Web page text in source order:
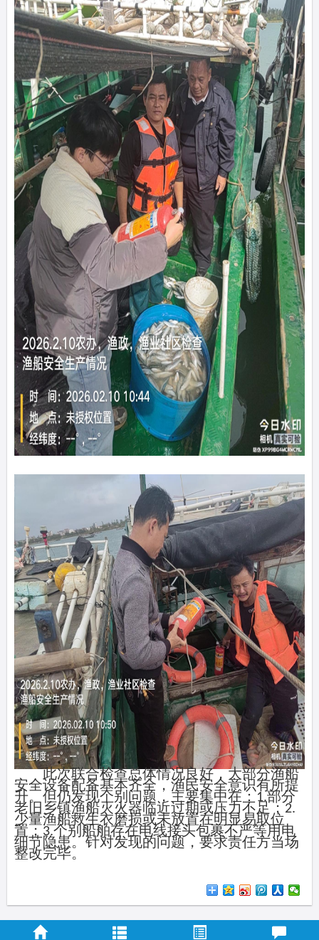
此次联合检查总体情况良好，大部分渔船
安全设备配备基本齐全，渔民安全意识有所提
升。但仍发现个别问题，主要集中在：1.部分
老旧乡镇渔船灭火器临近过期或压力不足；2.
少量渔船救生衣磨损或未放置在明显易取位
置；3.个别船舶存在电线接头包裹不严等用电
细节隐患。针对发现的问题，要求责任方当场
整改完毕。